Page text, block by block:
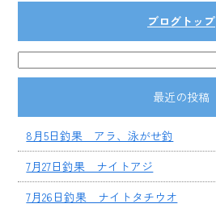
ブログトップ
最近の投稿
8月5日釣果 アラ、泳がせ釣
7月27日釣果 ナイトアジ
7月26日釣果 ナイトタチウオ